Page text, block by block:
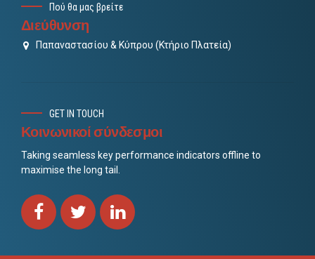
Πού θα μας βρείτε
Διεύθυνση
Παπαναστασίου & Κύπρου (Κτήριο Πλατεία)
GET IN TOUCH
Κοινωνικοί σύνδεσμοι
Taking seamless key performance indicators offline to
maximise the long tail.